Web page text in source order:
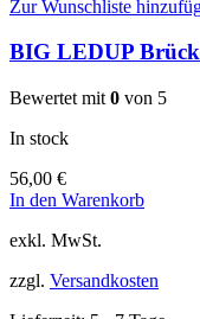
Zur Wunschliste
BIG LEDUP
Bewertet mit 0 von 5
In stock
56,00 €
In den Warenkorb
exkl. MwSt.
zzgl. Versandkosten